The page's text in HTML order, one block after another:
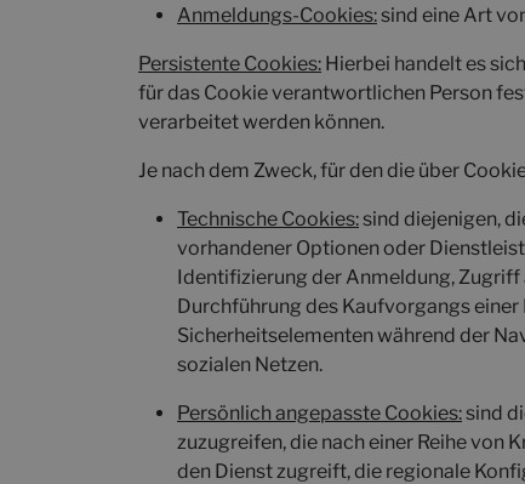
Anmeldungs-Cookies:sind eine Art
Persistente Cookies: Hierbei handelt es
für das Cookie verantwortlichen Person
verarbeitet werden können.
Je nach dem Zweck, für den die über
Technische Cookies:sind diejenigen,
vorhandener Optionen oder
Identifizierung der Anmeldung, Zugriff
Durchführung des Kaufvorgangs
Sicherheitselementen während der
sozialen Netzen.
Persönlich angepasste Cookies:sind
zuzugreifen, die nach einer Reihe von
den Dienst zugreift, die regionale